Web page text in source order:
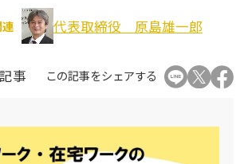
代表取締役 原島雄一郎
事 この記事をシェアする